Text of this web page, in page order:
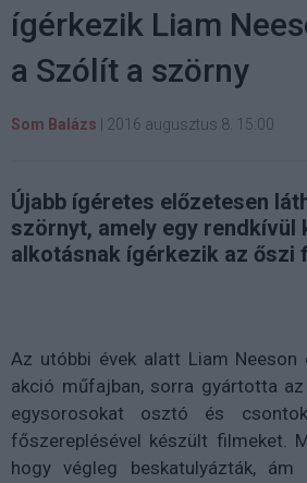
ígérkezik Liam
a Szólít a szörny
Som Balázs 2016 augusztus 8. 15:00
Újabb ígéretes előzetesen
szörnyt, amely egy rendkívül
alkotásnak ígérkezik az őszi
Az utóbbi évek alatt Liam Neeson
akció műfajban, sorra gyártotta
egysorosokat osztó és
főszereplésével készült filmeket.
hogy végleg beskatulyázták,